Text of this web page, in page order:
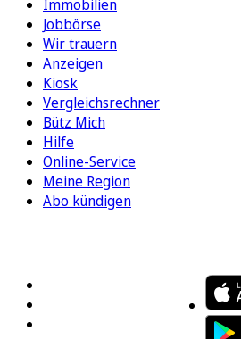
Immobilien
Jobbörse
Wir trauern
Anzeigen
Kiosk
Vergleichsrechner
Bütz Mich
Hilfe
Online-Service
Meine Region
Abo kündigen